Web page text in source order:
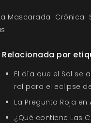
Mascarada Crónica
Relacionada por
El día que el Sol se
rol para el eclipse
La Pregunta Roja
¿Qué contiene Las